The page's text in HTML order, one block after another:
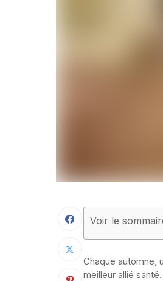
Voir le
Chaque automne,
meilleur allié